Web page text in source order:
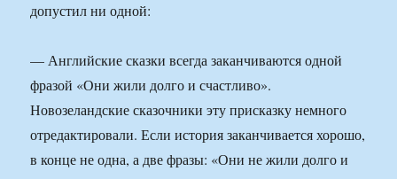
допустил ни одной:
— Английские сказки всегда заканчиваются одной
фразой «Они жили долго и счастливо».
Новозеландские сказочники эту присказку немного
отредактировали. Если история заканчивается хорошо,
в конце не одна, а две фразы: «Они не жили долго и